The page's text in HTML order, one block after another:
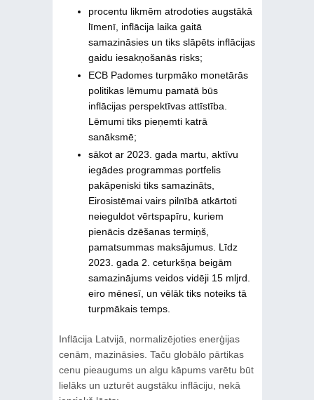
procentu likmēm atrodoties augstākā
līmenī, inflācija laika gaitā
samazināsies un tiks slāpēts inflācijas
gaidu iesakņošanās risks;
ECB Padomes turpmāko monetārās
politikas lēmumu pamatā būs
inflācijas perspektīvas attīstība.
Lēmumi tiks pieņemti katrā
sanāksmē;
sākot ar 2023. gada martu, aktīvu
iegādes programmas portfelis
pakāpeniski tiks samazināts,
Eirosistēmai vairs pilnībā atkārtoti
neieguldot vērtspapīru, kuriem
pienācis dzēšanas termiņš,
pamatsummas maksājumus. Līdz
2023. gada 2. ceturkšņa beigām
samazinājums veidos vidēji 15 mljrd.
eiro mēnesī, un vēlāk tiks noteiks tā
turpmākais temps.
Inflācija Latvijā, normalizējoties enerģijas
cenām, mazināsies. Taču globālo pārtikas
cenu pieaugums un algu kāpums varētu būt
lielāks un uzturēt augstāku inflāciju, nekā